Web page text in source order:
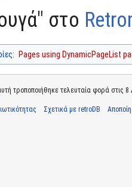
στο
: Pages using DynamicPageList
τροποποιήθηκε τελευταία φορά στις 8
Σχετικά με retroDB